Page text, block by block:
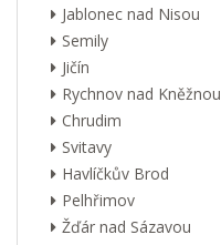
Jablonec nad Nisou
Semily
Jičín
Rychnov nad Kněžnou
Chrudim
Svitavy
Havlíčkův Brod
Pelhřimov
Žďár nad Sázavou